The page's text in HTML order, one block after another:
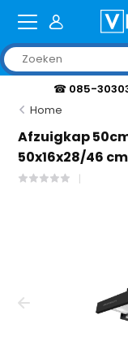
☎ 085-
Home
Afzuigkap
50x16x28/46 cm